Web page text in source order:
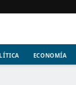
ECONOMÍA